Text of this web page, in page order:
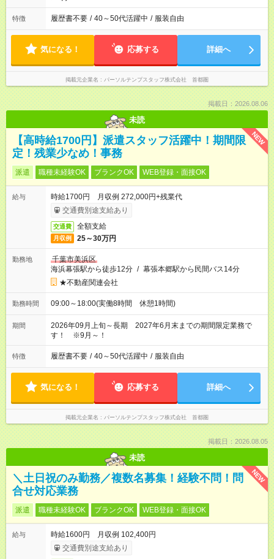
特徴 履歴書不要 / 40～50代活躍中 / 服装自由
気になる！ 応募する 詳細へ
掲載元企業名 パーソルテンプスタッフ株式会社 首都圏
掲載日：2026.08.06
未読
NEW
【高時給1700円】派遣スタッフ活躍中！期間限
定！残業少なめ！事務
派遣 職種未経験OK ブランクOK WEB登録・面接OK
給与
時給1700円 月収例 272,000円+残業代
交通費別途支給あり
交通費 全額支給
月収例 25～30万円
勤務地
千葉市美浜区
海浜幕張駅から徒歩12分 / 幕張本郷駅から民間バス14分
★不動産関連会社
勤務時間 09:00～18:00(実働8時間 休憩1時間)
期間
2026年09月上旬～長期 2027年6月末までの期間限定業務で
す！ ※9月～！
特徴 履歴書不要 / 40～50代活躍中 / 服装自由
気になる！ 応募する 詳細へ
掲載元企業名 パーソルテンプスタッフ株式会社 首都圏
掲載日：2026.08.05
未読
NEW
＼土日祝のみ勤務／複数名募集！経験不問！問
合せ対応業務
派遣 職種未経験OK ブランクOK WEB登録・面接OK
給与
時給1600円 月収例 102,400円
交通費別途支給あり